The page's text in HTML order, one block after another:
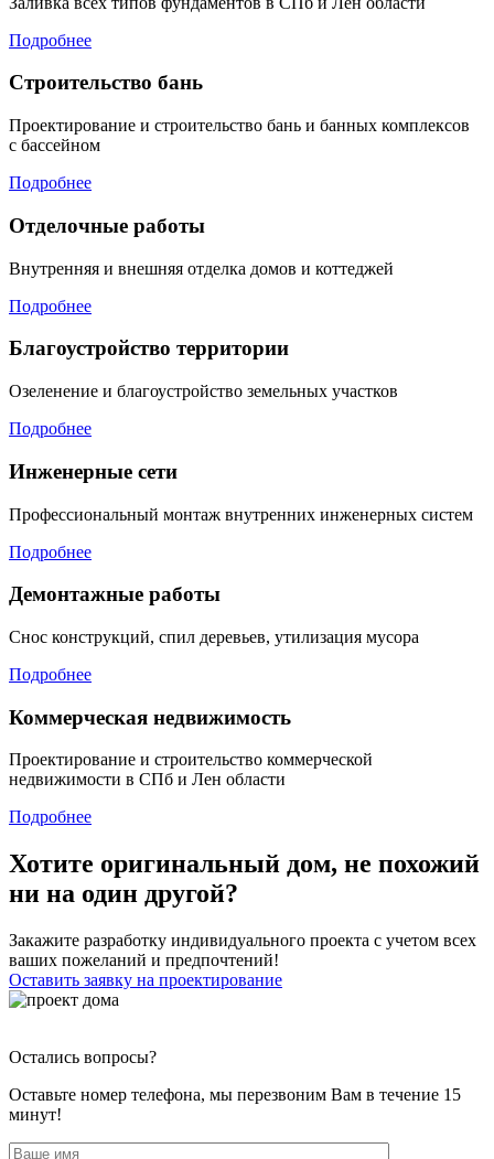
Подробнее
Строительство бань
Проектирование и строительство бань и банных комплексов
с бассейном
Подробнее
Отделочные работы
Внутренняя и внешняя отделка домов и коттеджей
Подробнее
Благоустройство территории
Озеленение и благоустройство земельных участков
Подробнее
Инженерные сети
Профессиональный монтаж внутренних инженерных систем
Подробнее
Демонтажные работы
Снос конструкций, спил деревьев, утилизация мусора
Подробнее
Коммерческая недвижимость
Проектирование и строительство коммерческой
недвижимости в СПб и Лен области
Подробнее
Хотите оригинальный дом, не похожий
ни на один другой?
Закажите разработку индивидуального проекта с учетом всех
ваших пожеланий и предпочтений!
Оставить заявку на проектирование
Остались вопросы?
Оставьте номер телефона, мы перезвоним Вам в течение 15
минут!